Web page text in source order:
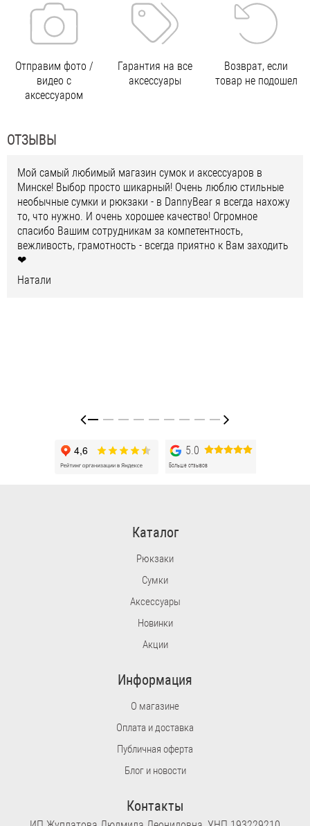
Отправим фото /
видео с
аксессуаром
Гарантия на все
аксессуары
Возврат, если
товар не подошел
ОТЗЫВЫ
Мой самый любимый магазин сумок и аксессуаров в
Минске! Выбор просто шикарный! Очень люблю стильные
необычные сумки и рюкзаки - в DannyBear я всегда нахожу
то, что нужно. И очень хорошее качество! Огромное
спасибо Вашим сотрудникам за компетентность,
вежливость, грамотность - всегда приятно к Вам заходить
❤
Натали
5.0
Больше отзывов
Каталог
Рюкзаки
Сумки
Аксессуары
Новинки
Акции
Информация
О магазине
Оплата и доставка
Публичная оферта
Блог и новости
Контакты